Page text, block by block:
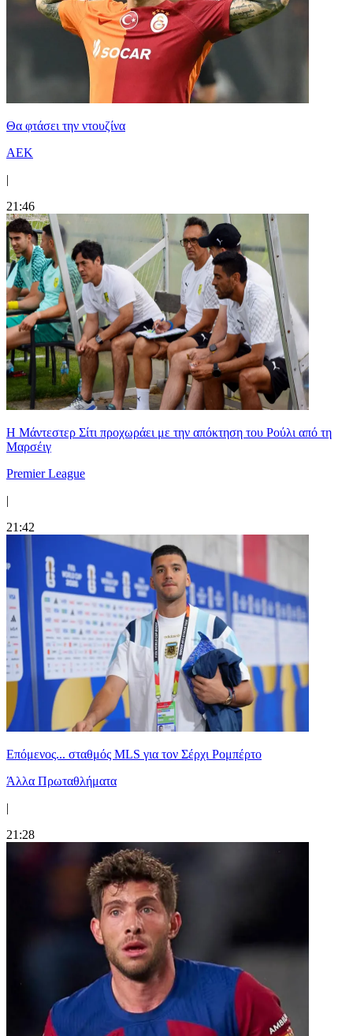
Θα φτάσει την ντουζίνα
ΑΕΚ
|
21:46
Η Μάντεστερ Σίτι προχωράει με την απόκτηση του Ρούλι από τη
Μαρσέιγ
Premier League
|
21:42
Επόμενος... σταθμός MLS για τον Σέρχι Ρομπέρτο
Άλλα Πρωταθλήματα
|
21:28